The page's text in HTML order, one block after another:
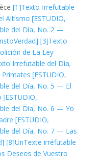
[1]Texto Irrefutable
Altísmo [ESTUDIO,
del Día, No. 2 —
[3]Texto
de La Ley
Irrefutable del Día,
[ESTUDIO,
del Día, No. 5 — El
del Día, No. 6 — Yo
[ESTUDIO,
del Día, No. 7 — Las
[8]UnTexte irréfutable
Deseos de Vuestro